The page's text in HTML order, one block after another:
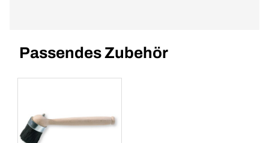
Passendes Zubehör